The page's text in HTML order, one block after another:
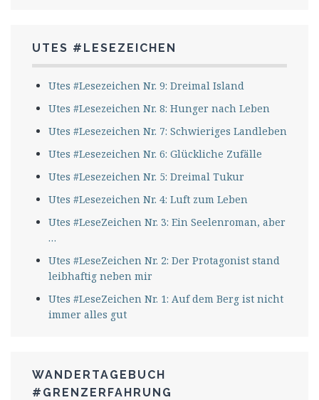
UTES #LESEZEICHEN
Utes #Lesezeichen Nr. 9: Dreimal Island
Utes #Lesezeichen Nr. 8: Hunger nach Leben
Utes #Lesezeichen Nr. 7: Schwieriges Landleben
Utes #Lesezeichen Nr. 6: Glückliche Zufälle
Utes #Lesezeichen Nr. 5: Dreimal Tukur
Utes #Lesezeichen Nr. 4: Luft zum Leben
Utes #LeseZeichen Nr. 3: Ein Seelenroman, aber
…
Utes #LeseZeichen Nr. 2: Der Protagonist stand
leibhaftig neben mir
Utes #LeseZeichen Nr. 1: Auf dem Berg ist nicht
immer alles gut
WANDERTAGEBUCH
#GRENZERFAHRUNG